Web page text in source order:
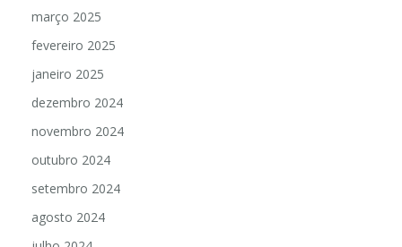
março 2025
fevereiro 2025
janeiro 2025
dezembro 2024
novembro 2024
outubro 2024
setembro 2024
agosto 2024